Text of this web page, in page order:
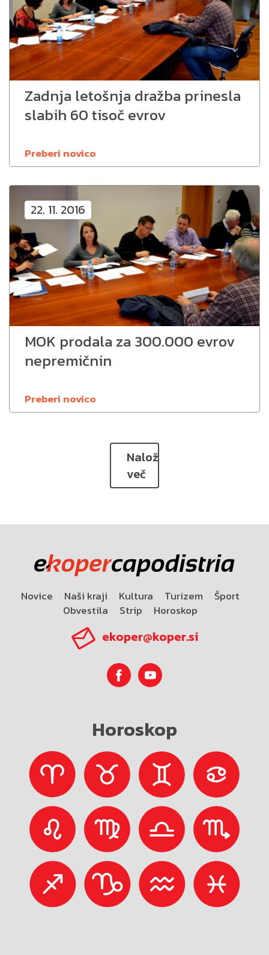
Zadnja letošnja dražba prinesla
slabih 60 tisoč evrov
Preberi novico
22. 11. 2016
MOK prodala za 300.000 evrov
nepremičnin
Preberi novico
Naloži
več
Novice Naši kraji Kultura Turizem
Šport
Obvestila
Strip Horoskop
ekoper@koper.si
Horoskop